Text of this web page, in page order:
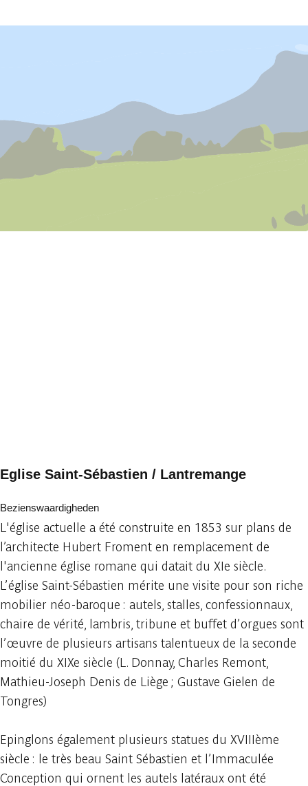
Eglise Saint-Sébastien / Lantremange
Bezienswaardigheden
L'église actuelle a été construite en 1853 sur plans de
l’architecte Hubert Froment en remplacement de
l'ancienne église romane qui datait du XIe siècle.
L’église Saint-Sébastien mérite une visite pour son riche
mobilier néo-baroque : autels, stalles, confessionnaux,
chaire de vérité, lambris, tribune et buffet d’orgues sont
l’œuvre de plusieurs artisans talentueux de la seconde
moitié du XIXe siècle (L. Donnay, Charles Remont,
Mathieu-Joseph Denis de Liège ; Gustave Gielen de
Tongres)
Epinglons également plusieurs statues du XVIIIème
siècle : le très beau Saint Sébastien et l’Immaculée
Conception qui ornent les autels latéraux ont été